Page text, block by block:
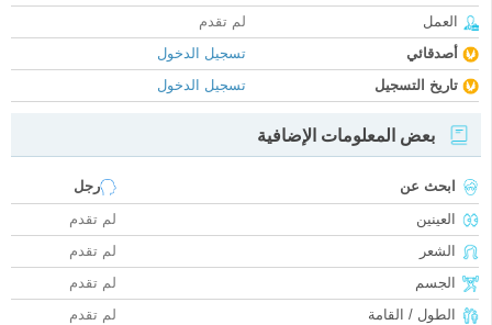
العمل
لم تقدم
أصدقائي
تسجيل الدخول
تاريخ التسجيل
تسجيل الدخول
بعض المعلومات الإضافية
ابحث عن
رجل
العينين
لم تقدم
الشعر
لم تقدم
الجسم
لم تقدم
الطول / القامة
لم تقدم